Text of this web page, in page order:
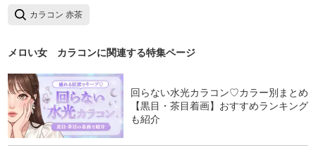
カラコン 赤茶
メロい女 カラコンに関連する特集ページ
回らない水光カラコン♡カラー別まとめ
【黒目・茶目着画】おすすめランキング
も紹介